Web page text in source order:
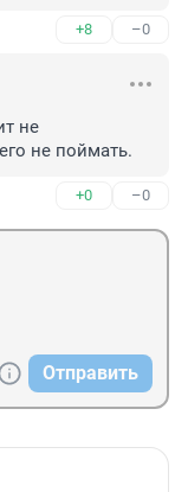
+8 –0
не
не поймать.
+0 –0
Отправить